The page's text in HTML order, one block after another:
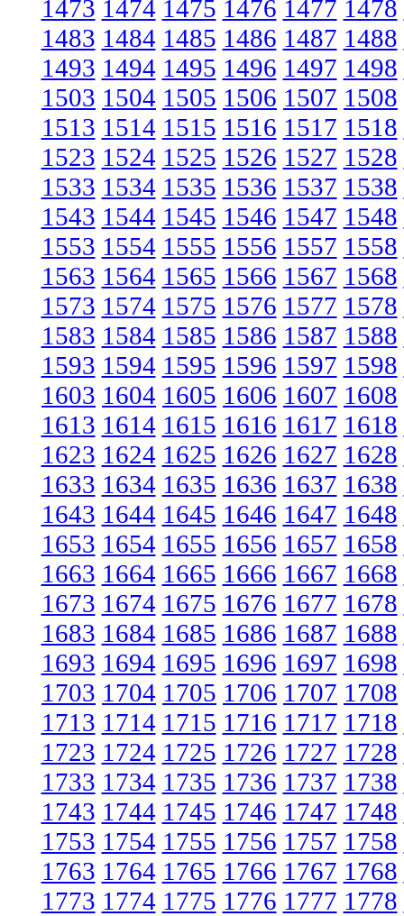
1473 1474 1475 1476 1477 1478
1483 1484 1485 1486 1487 1488
1493 1494 1495 1496 1497 1498
1503 1504 1505 1506 1507 1508
1513 1514 1515 1516 1517 1518
1523 1524 1525 1526 1527 1528
1533 1534 1535 1536 1537 1538
1543 1544 1545 1546 1547 1548
1553 1554 1555 1556 1557 1558
1563 1564 1565 1566 1567 1568
1573 1574 1575 1576 1577 1578
1583 1584 1585 1586 1587 1588
1593 1594 1595 1596 1597 1598
1603 1604 1605 1606 1607 1608
1613 1614 1615 1616 1617 1618
1623 1624 1625 1626 1627 1628
1633 1634 1635 1636 1637 1638
1643 1644 1645 1646 1647 1648
1653 1654 1655 1656 1657 1658
1663 1664 1665 1666 1667 1668
1673 1674 1675 1676 1677 1678
1683 1684 1685 1686 1687 1688
1693 1694 1695 1696 1697 1698
1703 1704 1705 1706 1707 1708
1713 1714 1715 1716 1717 1718
1723 1724 1725 1726 1727 1728
1733 1734 1735 1736 1737 1738
1743 1744 1745 1746 1747 1748
1753 1754 1755 1756 1757 1758
1763 1764 1765 1766 1767 1768
1773 1774 1775 1776 1777 1778